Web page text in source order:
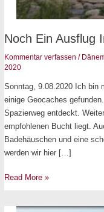
Noch Ein Ausflug
Kommentar verfassen /
2020
Sonntag, 9.08.2020 Ich bin
einige Geocaches
Spazierweg entdeckt.
empfohlenen Bucht liegt.
Badehäuschen und eine
werden wir hier […]
Noch
Ausflug
Aerosköbing
Read More »